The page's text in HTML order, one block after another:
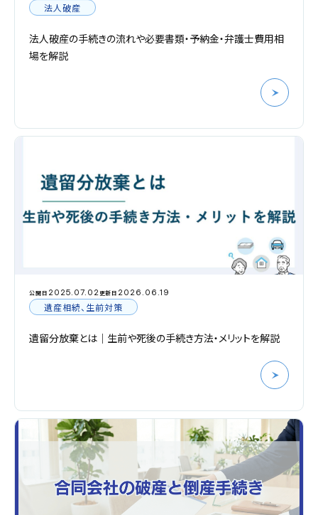
法人破産
法人破産の手続きの流れや必要書類・予納金・弁護士費用相
場を解説
公開日 2025.07.02更新日 2026.06.19
遺産相続、生前対策
遺留分放棄とは｜生前や死後の手続き方法・メリットを解説